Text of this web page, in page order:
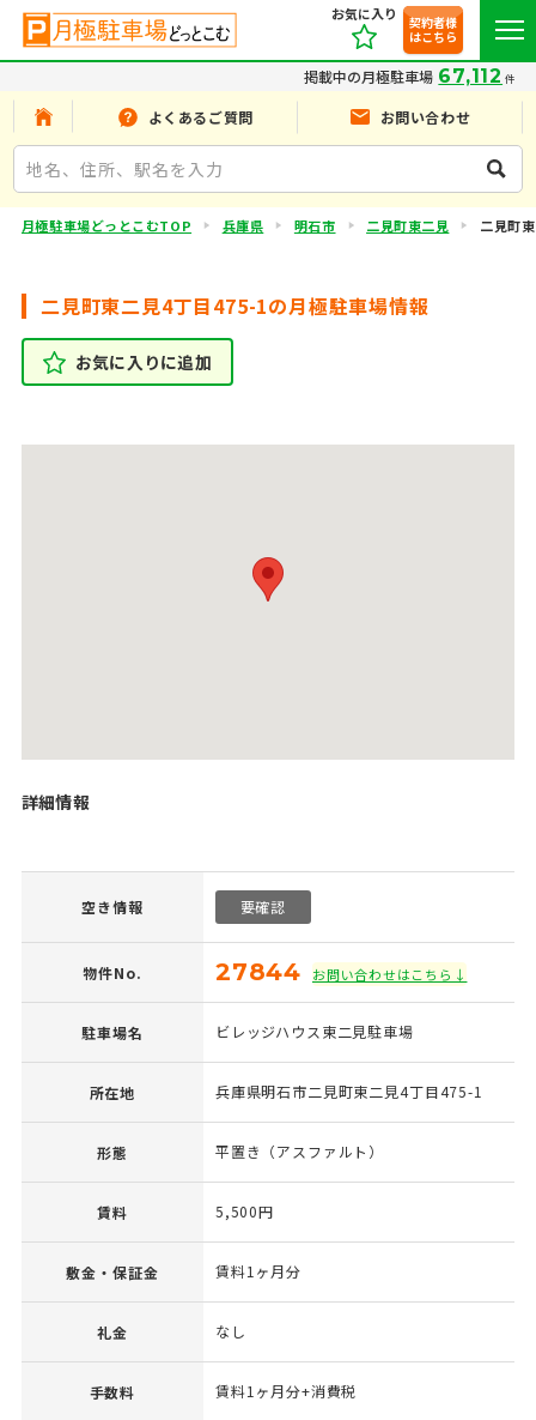
お気に入り
契約者様
はこちら
掲載中の月極駐車場 67,112 件
よくあるご質問 お問い合わせ
月極駐車場どっとこむTOP 兵庫県 明石市 二見町東二見 二見町
二見町東二見4丁目475-1の月極駐車場情報
お気に入りに追加
詳細情報
空き情報 要確認
物件No. 27844 お問い合わせはこちら↓
駐車場名 ビレッジハウス東二見駐車場
所在地 兵庫県明石市二見町東二見4丁目475-1
形態 平置き（アスファルト）
賃料 5,500円
敷金・保証金 賃料1ヶ月分
礼金 なし
手数料 賃料1ヶ月分+消費税